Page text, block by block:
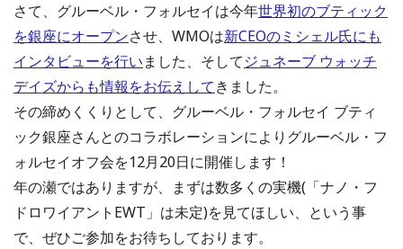
さて、グルーベル・フォルセイは今年世界初のブティック
を銀座にオープンさせ、WMOは新CEOのミシェル氏にも
インタビューを行いました、そしてジュネーブ ウォッチ
デイズからも情報をお伝えしてきました。
その締めくくりとして、グルーベル・フォルセイ ブティ
ック銀座さんとのコラボレーションによりグルーベル・フ
ォルセイオフ会を12月20日に開催します！
年の瀬ではありますが、まずは数多くの実機(「ナノ・フ
ドロワイアントEWT」は未定)を見てほしい、という事
で、ぜひご参加をお待ちしております。